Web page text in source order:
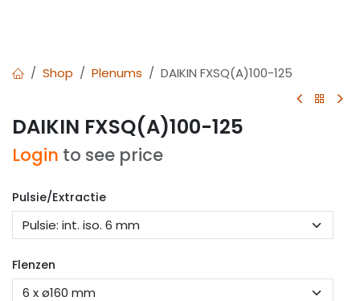
Shop Plenums DAIKIN FXSQ(A)100-125
DAIKIN FXSQ(A)100-125
Login to see price
Pulsie/Extractie
Flenzen